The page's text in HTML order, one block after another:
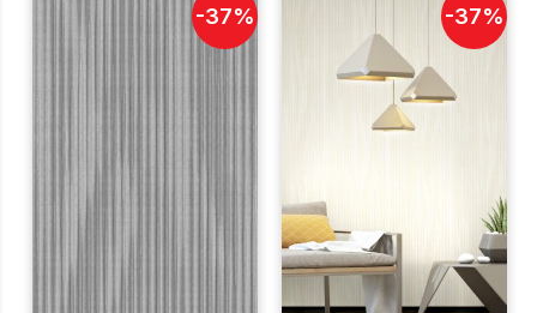
-37% -37%